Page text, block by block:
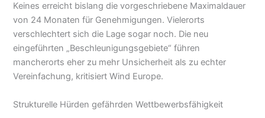
Keines erreicht bislang die vorgeschriebene Maximaldauer
von 24 Monaten für Genehmigungen. Vielerorts
verschlechtert sich die Lage sogar noch. Die neu
eingeführten „Beschleunigungsgebiete“ führen
mancherorts eher zu mehr Unsicherheit als zu echter
Vereinfachung, kritisiert Wind Europe.
Strukturelle Hürden gefährden Wettbewerbsfähigkeit